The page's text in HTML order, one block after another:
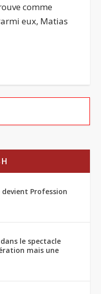
comme
eux, Matias
Profession
le spectacle
mais une